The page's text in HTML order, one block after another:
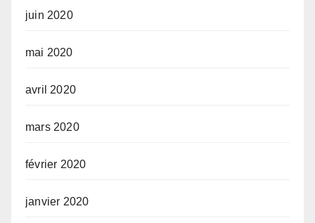
juin 2020
mai 2020
avril 2020
mars 2020
février 2020
janvier 2020